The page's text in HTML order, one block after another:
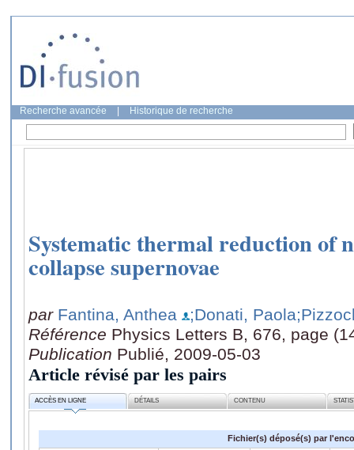
Recherche avancée Historique de recherche
Systematic thermal reduction of
collapse supernovae
par Fantina, Anthea ;Donati, Paola
Référence Physics Letters B, 676, page
Publication Publié, 2009-05-03
Article révisé par les pairs
ACCÈS EN LIGNE DÉTAILS CONTENU
Fichier(s) déposé(s) par